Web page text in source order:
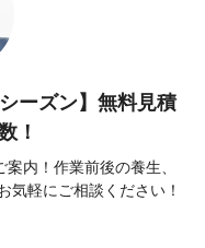
ーズン】無料見積
！
内！作業前後の養生、
気軽にご相談ください！